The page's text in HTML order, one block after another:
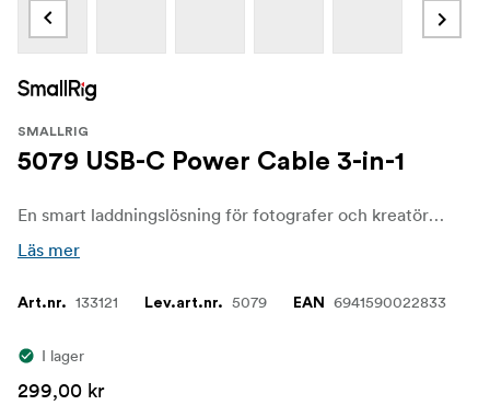
SMALLRIG
5079 USB-C Power Cable 3-in-1
En smart laddningslösning för fotografer och kreatörer på språng. Den är utformad för att driva tre USB-C enheter samtidigt och eliminerar besväret med att bära med sig flera laddare och trassliga kablar - perfekt för resor, studior eller utomhusfotograferingar.
Läs mer
Art.nr. 133121 Lev.art.nr. 5079 EAN 6941590022833
I lager
299,00 kr